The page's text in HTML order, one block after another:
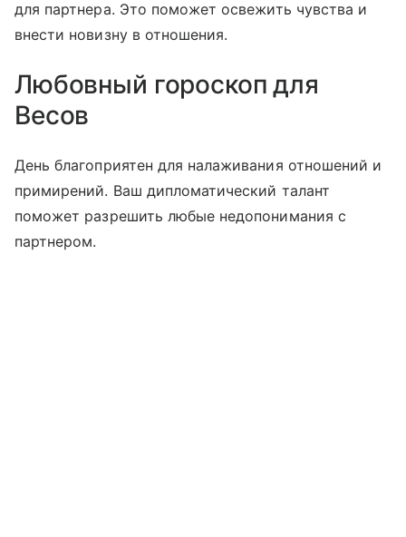
для партнера. Это поможет освежить чувства и
внести новизну в отношения.
Любовный гороскоп для
Весов
День благоприятен для налаживания отношений и
примирений. Ваш дипломатический талант
поможет разрешить любые недопонимания с
партнером.